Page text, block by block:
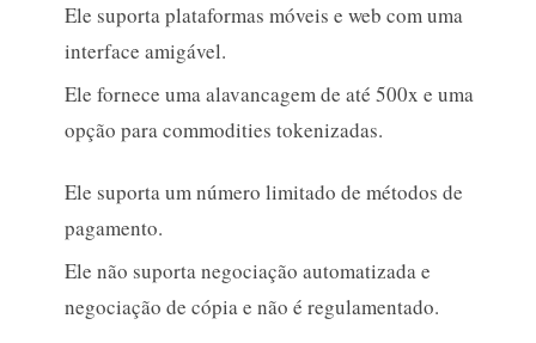
Ele suporta plataformas móveis e web com uma
interface amigável.
Ele fornece uma alavancagem de até 500x e uma
opção para commodities tokenizadas.
Ele suporta um número limitado de métodos de
pagamento.
Ele não suporta negociação automatizada e
negociação de cópia e não é regulamentado.